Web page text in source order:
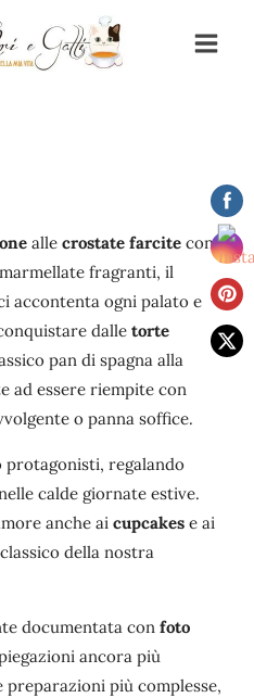
alle crostate farcite con
fragranti, il
accontenta ogni palato e
dalle torte
pan di spagna alla
ad essere riempite con
o panna soffice.
protagonisti, regalando
calde giornate estive.
anche ai cupcakes e ai
della nostra
documentata con foto
ancora più
più complesse,